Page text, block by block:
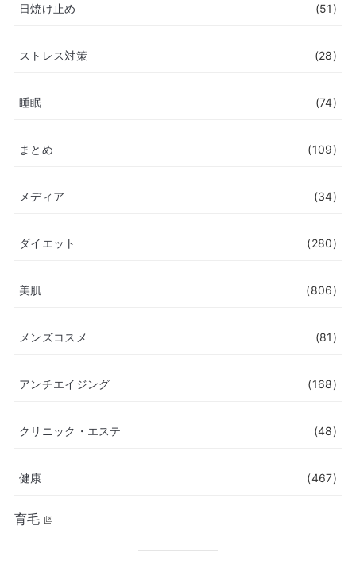
日焼け止め (51)
ストレス対策 (28)
睡眠 (74)
まとめ (109)
メディア (34)
ダイエット (280)
美肌 (806)
メンズコスメ (81)
アンチエイジング (168)
クリニック・エステ (48)
健康 (467)
育毛